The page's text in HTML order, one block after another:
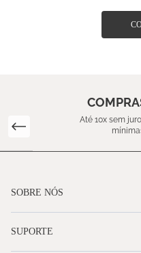
Até 10x sem
SOBRE NÓS
SUPORTE